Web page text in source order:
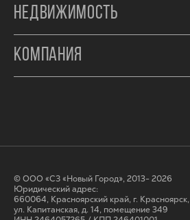
НЕДВИЖИМОСТЬ
КОМПАНИЯ
© ООО «СЗ «Новый Город», 2013- 2026
Юридический адрес:
660064, Красноярский край, г. Красноярск,
ул. Капитанская, д. 14, помещение 349